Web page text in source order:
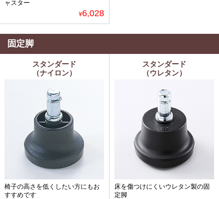
ャスター
¥6,028
固定脚
スタンダード
（ナイロン）
椅子の高さを低くしたい方にもお
すすめです
スタンダード
（ウレタン）
床を傷つけにくいウレタン製の固
定脚